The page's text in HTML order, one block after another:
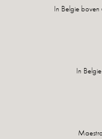
In Belgie
In